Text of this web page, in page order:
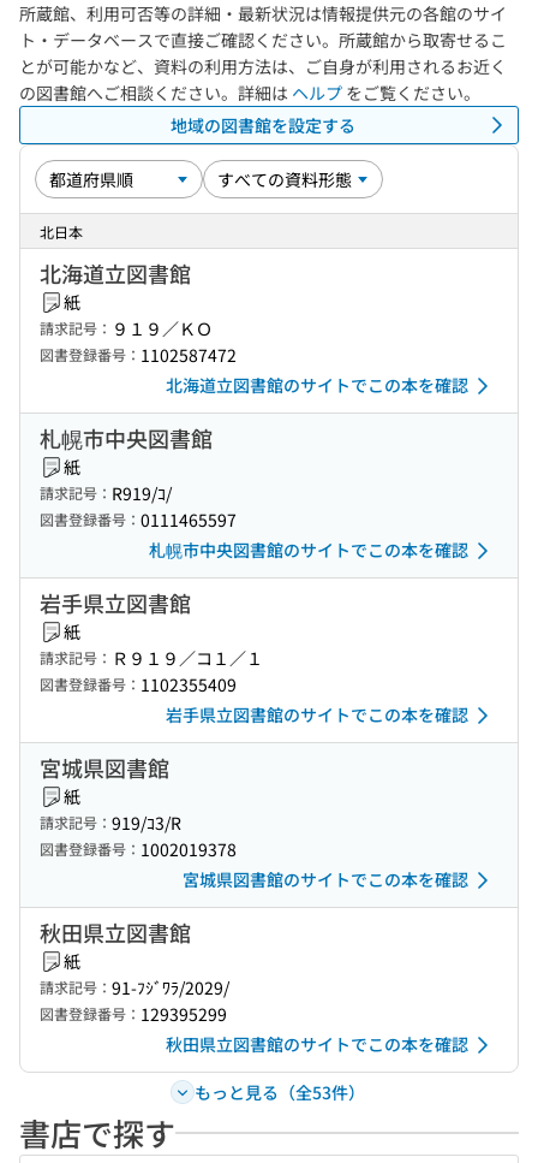
所蔵館、利用可否等の詳細・最新状況は情報提供元の各館のサイ
ト・データベースで直接ご確認ください。所蔵館から取寄せるこ
とが可能かなど、資料の利用方法は、ご自身が利用されるお近く
の図書館へご相談ください。詳細は ヘルプ をご覧ください。
地域の図書館を設定する
北日本
北海道立図書館
紙
請求記号： ９１９／ＫＯ
図書登録番号： 1102587472
北海道立図書館のサイトでこの本を確認
札幌市中央図書館
紙
請求記号： R919/ｺ/
図書登録番号： 0111465597
札幌市中央図書館のサイトでこの本を確認
岩手県立図書館
紙
請求記号： Ｒ９１９／コ１／１
図書登録番号： 1102355409
岩手県立図書館のサイトでこの本を確認
宮城県図書館
紙
請求記号： 919/ｺ3/R
図書登録番号： 1002019378
宮城県図書館のサイトでこの本を確認
秋田県立図書館
紙
請求記号： 91-ﾌｼﾞﾜﾗ/2029/
図書登録番号： 129395299
秋田県立図書館のサイトでこの本を確認
もっと見る（全53件）
書店で探す